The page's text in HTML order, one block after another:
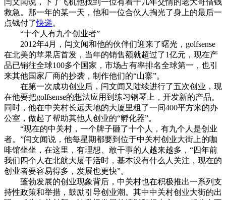
救急。那一年的某一天，他和一位合伙人掏光了身上的最后一
点钱付了快递。
“十个人有九个创业者”
2012年4月，闫文闻和他的伙伴们迎来了曙光，golfsense
在北美的苹果店首发，当年的销售额就超过了1亿元，现在产
品已销往全球100多个国家，市场占有率排名全球第一，也引
来其他国家厂商的抄袭，制作他们的“山寨”。
在第一次成功创业后，闫文闻又陆续进行了五次创业，现
在他要把golfsense的想法应用到练习钢琴上，开发新的产品。
同时，他在中关村长远天地的大厦里租了一间400平方米的办
公室，做起了帮助其他人创业的“孵化器”。
“现在的中关村，一个牌子砸了十个人，有九个人是创业
者。”闫文闻说，他每星期都要到位于中关村创业大街上的咖
啡馆坐坐，在这里，有理想、敢干事的人越来越多，“四年前
我们四个人在北航大厦干活时，基本没有什么人关注，现在的
创业者要容易得多，发展也更快”。
蓬勃发展的创业现象背后，中关村也在积极推出一系列支
持性政策和举措，鼓励引导创业潮。其中中关村创业大街的出